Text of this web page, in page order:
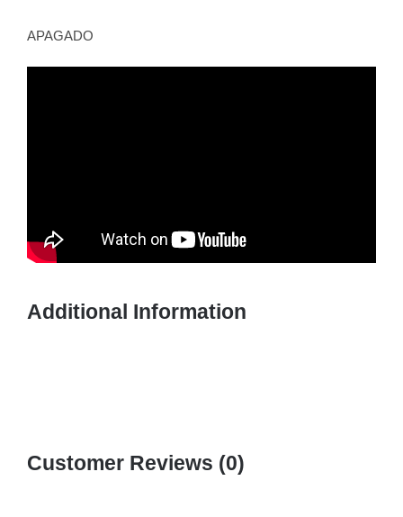
APAGADO
Additional Information
Customer Reviews (0)